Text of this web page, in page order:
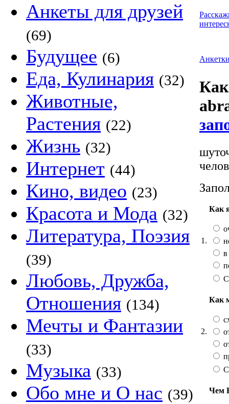
Анкеты для друзей
(69)
Будущее (6)
Еда, Кулинария (32)
Животные,
Растения (22)
Жизнь (32)
Интернет (44)
Кино, видео (23)
Красота и Мода (32)
Литература, Поэзия
(39)
Любовь, Дружба,
Отношения (134)
Мечты и Фантазии
(33)
Музыка (33)
Обо мне и О нас (39)
1.
Как
в
2.
Как
Чем